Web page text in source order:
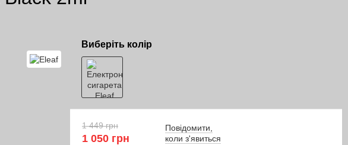
Виберіть колір
1 449 грн
1 050 грн
Повідомити,
коли з'явиться